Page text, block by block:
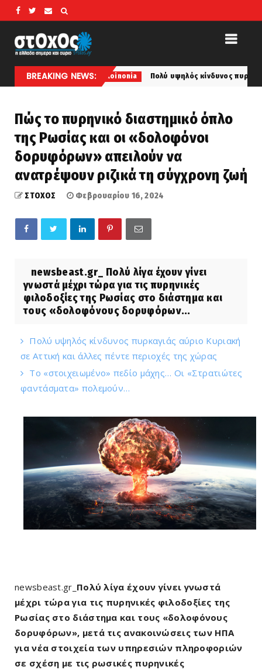
BREAKING NEWS:
koinonia Πολύ υψηλός κίνδυνος πυρκαγιάς αύριο Κυριακή σε
Πώς το πυρηνικό διαστημικό όπλο
της Ρωσίας και οι «δολοφόνοι
δορυφόρων» απειλούν να
ανατρέψουν ριζικά τη σύγχρονη ζωή
ΣΤΟΧΟΣ Φεβρουαρίου 16, 2024
newsbeast.gr_ Πολύ λίγα έχουν γίνει
γνωστά μέχρι τώρα για τις πυρηνικές
φιλοδοξίες της Ρωσίας στο διάστημα και
τους «δολοφόνους δορυφόρων...
Πολύ υψηλός κίνδυνος πυρκαγιάς αύριο Κυριακή
σε Αττική και άλλες πέντε περιοχές της χώρας
Το «στοιχειωμένο» πεδίο μάχης… Οι «Στρατιώτες
φαντάσματα» πολεμούν…
newsbeast.gr_ Πολύ λίγα έχουν γίνει γνωστά
μέχρι τώρα για τις πυρηνικές φιλοδοξίες της
Ρωσίας στο διάστημα και τους «δολοφόνους
δορυφόρων», μετά τις ανακοινώσεις των ΗΠΑ
για νέα στοιχεία των υπηρεσιών πληροφοριών
σε σχέση με τις ρωσικές πυρηνικές